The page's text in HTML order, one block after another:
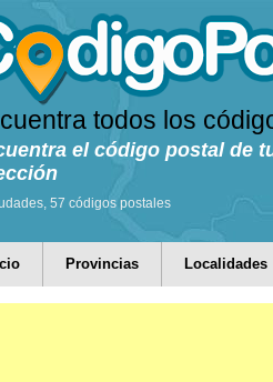
todos los
el código postal de
57 códigos postales
Provincias Localidades